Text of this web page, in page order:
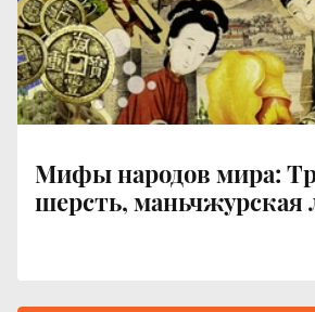
Мифы народов мира:
шерсть, маньчжурская